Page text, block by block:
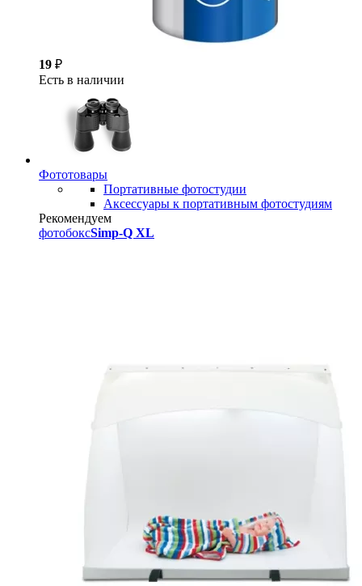
19 ₽
Есть в наличии
Фототовары
Портативные фотостудии
Аксессуары к портативным фотостудиям
Рекомендуем
фотобоксSimp-Q XL